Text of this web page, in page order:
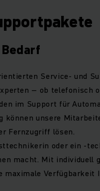
Service- und
– ob telefonisch
im Support für
können unsere
Fernzugriff lösen.
oder ein -
macht. Mit individuell
maximale Verfügbarkeit